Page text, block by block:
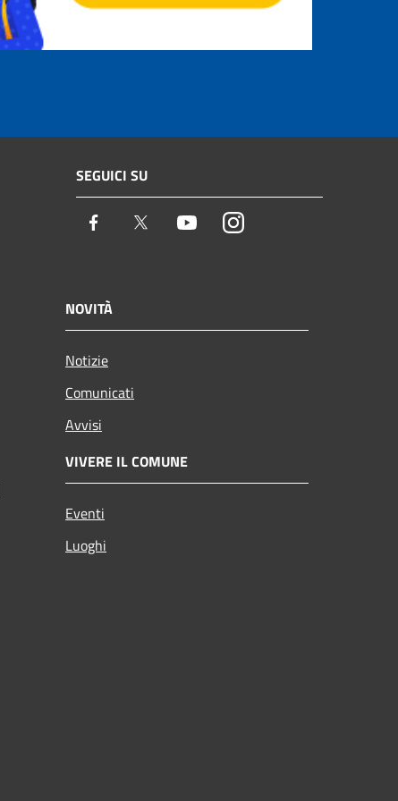
SEGUICI SU
Facebook Twitter YoutubeInstagram
NOVITÀ
Notizie
Comunicati
Avvisi
VIVERE IL COMUNE
Eventi
Luoghi